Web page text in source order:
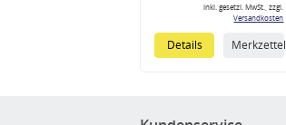
inkl. gesetzl. MwSt., zzgl.
Versandkosten
Details Merkzettel